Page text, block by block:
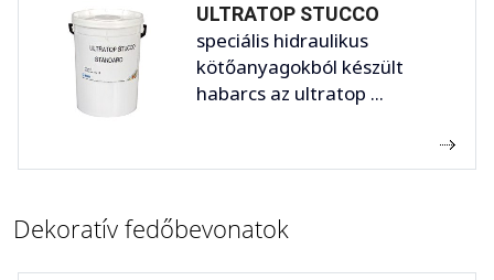
ULTRATOP STUCCO
speciális hidraulikus
kötőanyagokból készült
habarcs az ultratop ...
Dekoratív fedőbevonatok